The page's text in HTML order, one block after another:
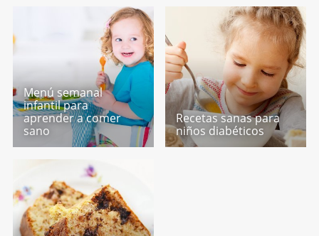
Menú semanal
infantil para
aprender a comer
sano
Recetas sanas para
niños diabéticos